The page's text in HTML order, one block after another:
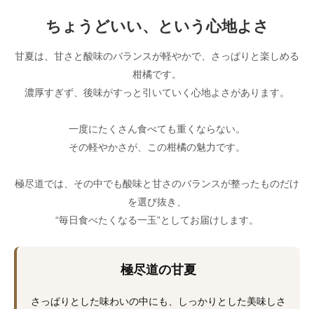
ちょうどいい、という心地よさ
甘夏は、甘さと酸味のバランスが軽やかで、さっぱりと楽しめる
柑橘です。
濃厚すぎず、後味がすっと引いていく心地よさがあります。
一度にたくさん食べても重くならない。
その軽やかさが、この柑橘の魅力です。
極尽道では、その中でも酸味と甘さのバランスが整ったものだけ
を選び抜き、
“毎日食べたくなる一玉”としてお届けします。
極尽道の甘夏
さっぱりとした味わいの中にも、しっかりとした美味しさ